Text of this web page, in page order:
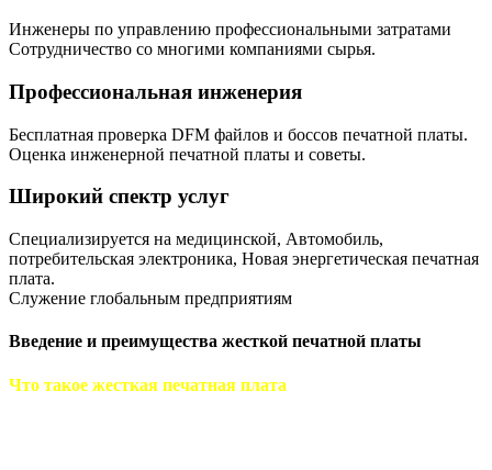
Инженеры по управлению профессиональными затратами
Сотрудничество со многими компаниями сырья.
Профессиональная инженерия
Бесплатная проверка DFM файлов и боссов печатной платы.
Оценка инженерной печатной платы и советы.
Широкий спектр услуг
Специализируется на медицинской, Автомобиль,
потребительская электроника, Новая энергетическая печатная
плата.
Служение глобальным предприятиям
Введение и преимущества жесткой печатной платы
Что такое жесткая печатная плата